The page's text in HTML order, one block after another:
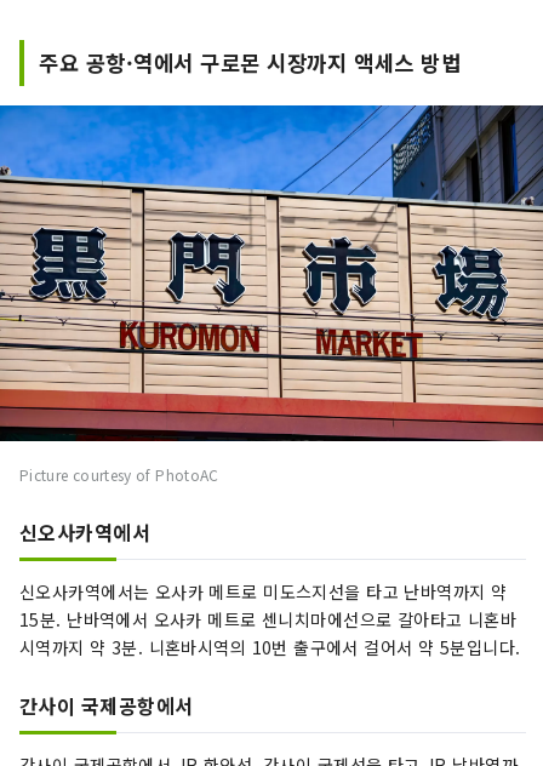
주요 공항·역에서 구로몬 시장까지 액세스 방법
Picture courtesy of PhotoAC
신오사카역에서
신오사카역에서는 오사카 메트로 미도스지선을 타고 난바역까지 약
15분. 난바역에서 오사카 메트로 센니치마에선으로 갈아타고 니혼바
시역까지 약 3분. 니혼바시역의 10번 출구에서 걸어서 약 5분입니다.
간사이 국제공항에서